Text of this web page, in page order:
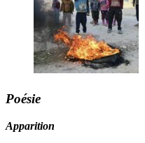
Poésie
Apparition